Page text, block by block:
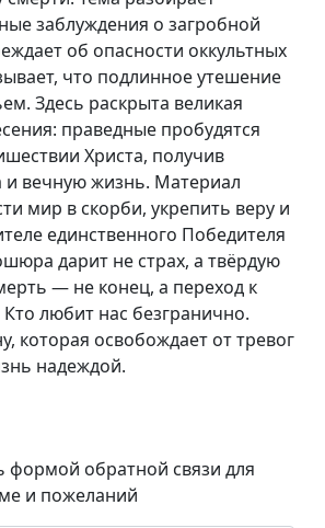
заблуждения о загробной
об опасности оккультных
что подлинное утешение
Здесь раскрыта великая
праведные пробудятся
Христа, получив
и вечную жизнь. Материал
мир в скорби, укрепить веру и
единственного Победителя
дарит не страх, а твёрдую
— не конец, а переход к
любит нас безгранично.
которая освобождает от тревог
надеждой.
формой обратной связи для
и пожеланий